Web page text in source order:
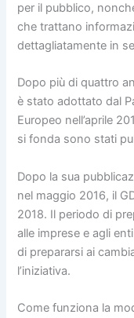
per il pubblico,
che trattano
dettagliatamente in
Dopo più di quattro
è stato adottato dal
Europeo nell’aprile
si fonda sono stati
Dopo la sua
nel maggio 2016, il
2018. Il periodo di
alle imprese e agli
di prepararsi ai
l’iniziativa.
Come funziona la